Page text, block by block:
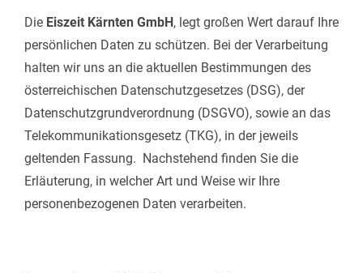
Die Eiszeit Kärnten GmbH , legt großen Wert darauf Ihre
persönlichen Daten zu schützen. Bei der Verarbeitung
halten wir uns an die aktuellen Bestimmungen des
österreichischen Datenschutzgesetzes (DSG), der
Datenschutzgrundverordnung (DSGVO), sowie an das
Telekommunikationsgesetz (TKG), in der jeweils
geltenden Fassung. Nachstehend finden Sie die
Erläuterung, in welcher Art und Weise wir Ihre
personenbezogenen Daten verarbeiten.